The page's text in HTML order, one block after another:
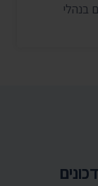
בנהלי